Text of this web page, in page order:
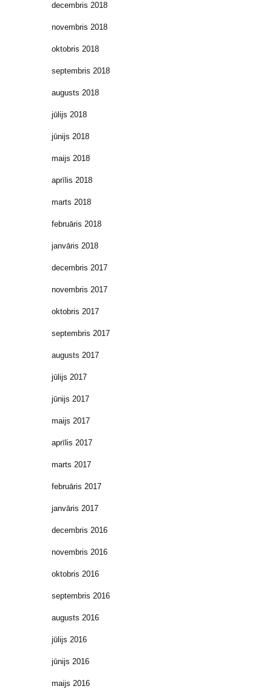
decembris 2018
novembris 2018
oktobris 2018
septembris 2018
augusts 2018
jūlijs 2018
jūnijs 2018
maijs 2018
aprīlis 2018
marts 2018
februāris 2018
janvāris 2018
decembris 2017
novembris 2017
oktobris 2017
septembris 2017
augusts 2017
jūlijs 2017
jūnijs 2017
maijs 2017
aprīlis 2017
marts 2017
februāris 2017
janvāris 2017
decembris 2016
novembris 2016
oktobris 2016
septembris 2016
augusts 2016
jūlijs 2016
jūnijs 2016
maijs 2016